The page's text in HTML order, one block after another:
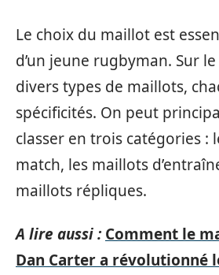
Le choix du maillot est
d’un jeune rugbyman. Sur
divers types de maillots,
spécificités. On peut
classer en trois catégories :
match, les maillots
maillots répliques.
A lire aussi : Comment le
Dan Carter a révolutionné